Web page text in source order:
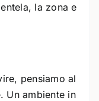
la zona e
pensiamo al
Un ambiente in